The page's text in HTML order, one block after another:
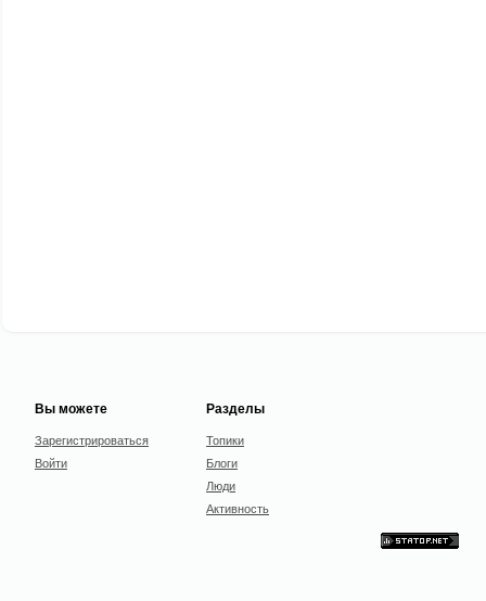
Вы можете
Зарегистрироваться
Войти
Разделы
Топики
Блоги
Люди
Активность